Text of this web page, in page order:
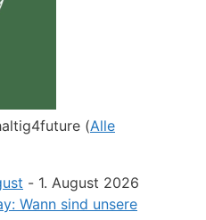
(Alle
- 1. August 2026
Wann sind unsere